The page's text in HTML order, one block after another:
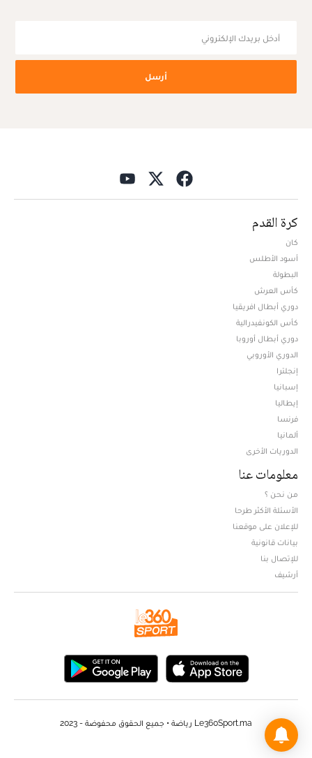
أرسل
كرة القدم
كان
أسود الأطلس
البطولة
كأس العرش
دوري أبطال افريقيا
كأس الكونفيدرالية
دوري أبطال أوروبا
الدوري الأوروبي
إنجلترا
إسبانيا
إيطاليا
فرنسا
ألمانيا
الدوريات الأخرى
معلومات عنا
من نحن ؟
الأسئلة الأكثر طرحا
للإعلان على موقعنا
بيانات قانونية
للإتصال بنا
أرشيف
Le360Sport.ma رياضة • جميع الحقوق محفوضة - 2023